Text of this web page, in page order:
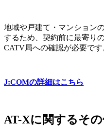
地域や戸建て・マンション
するため、契約前に最寄り
CATV局への確認が必要です
J:COMの詳細はこちら
AT-Xに関するそ